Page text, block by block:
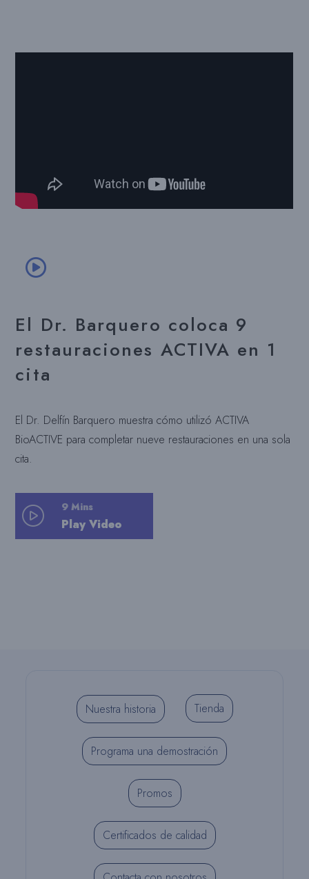
El Dr. Barquero coloca 9
restauraciones ACTIVA en 1
cita
El Dr. Delfín Barquero muestra cómo utilizó ACTIVA
BioACTIVE para completar nueve restauraciones en una sola
cita.
9 Mins
Play Video
Nuestra historia Tienda
Programa una demostración
Promos
Certificados de calidad